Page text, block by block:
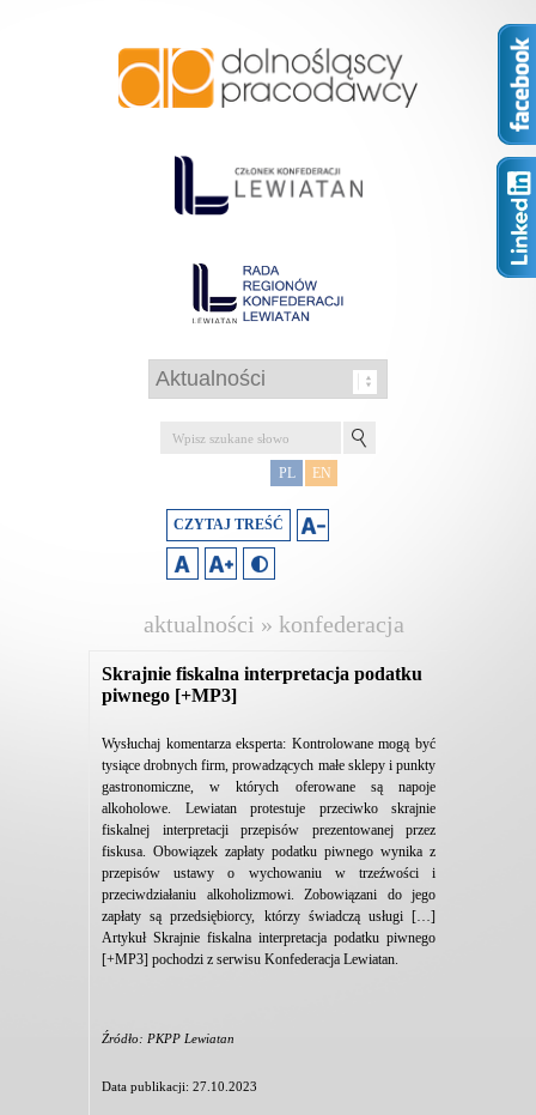
PL EN
CZYTAJ TREŚĆ
aktualności » konfederacja
Skrajnie fiskalna interpretacja podatku
piwnego [+MP3]
Wysłuchaj komentarza eksperta: Kontrolowane mogą być
tysiące drobnych firm, prowadzących małe sklepy i punkty
gastronomiczne, w których oferowane są napoje
alkoholowe. Lewiatan protestuje przeciwko skrajnie
fiskalnej interpretacji przepisów prezentowanej przez
fiskusa. Obowiązek zapłaty podatku piwnego wynika z
przepisów ustawy o wychowaniu w trzeźwości i
przeciwdziałaniu alkoholizmowi. Zobowiązani do jego
zapłaty są przedsiębiorcy, którzy świadczą usługi […]
Artykuł Skrajnie fiskalna interpretacja podatku piwnego
[+MP3] pochodzi z serwisu Konfederacja Lewiatan.
Źródło: PKPP Lewiatan
Data publikacji: 27.10.2023